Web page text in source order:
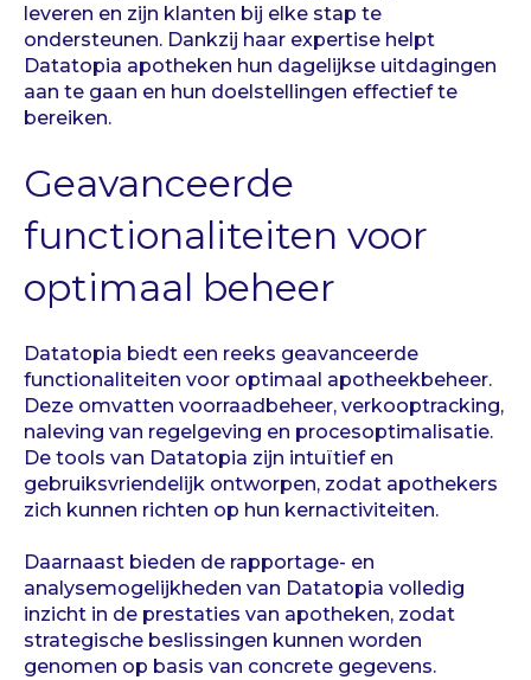
leveren en zijn klanten bij elke stap te
ondersteunen. Dankzij haar expertise helpt
Datatopia apotheken hun dagelijkse uitdagingen
aan te gaan en hun doelstellingen effectief te
bereiken.
Geavanceerde
functionaliteiten voor
optimaal beheer
Datatopia biedt een reeks geavanceerde
functionaliteiten voor optimaal apotheekbeheer.
Deze omvatten voorraadbeheer, verkooptracking,
naleving van regelgeving en procesoptimalisatie.
De tools van Datatopia zijn intuïtief en
gebruiksvriendelijk ontworpen, zodat apothekers
zich kunnen richten op hun kernactiviteiten.
Daarnaast bieden de rapportage- en
analysemogelijkheden van Datatopia volledig
inzicht in de prestaties van apotheken, zodat
strategische beslissingen kunnen worden
genomen op basis van concrete gegevens.